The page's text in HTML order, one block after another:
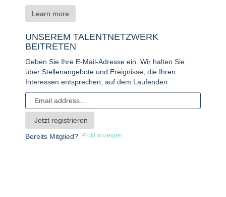
Learn more
UNSEREM TALENTNETZWERK
BEITRETEN
Geben Sie Ihre E-Mail-Adresse ein. Wir halten Sie
über Stellenangebote und Ereignisse, die Ihren
Interessen entsprechen, auf dem Laufenden.
Bereits Mitglied? Profil anzeigen